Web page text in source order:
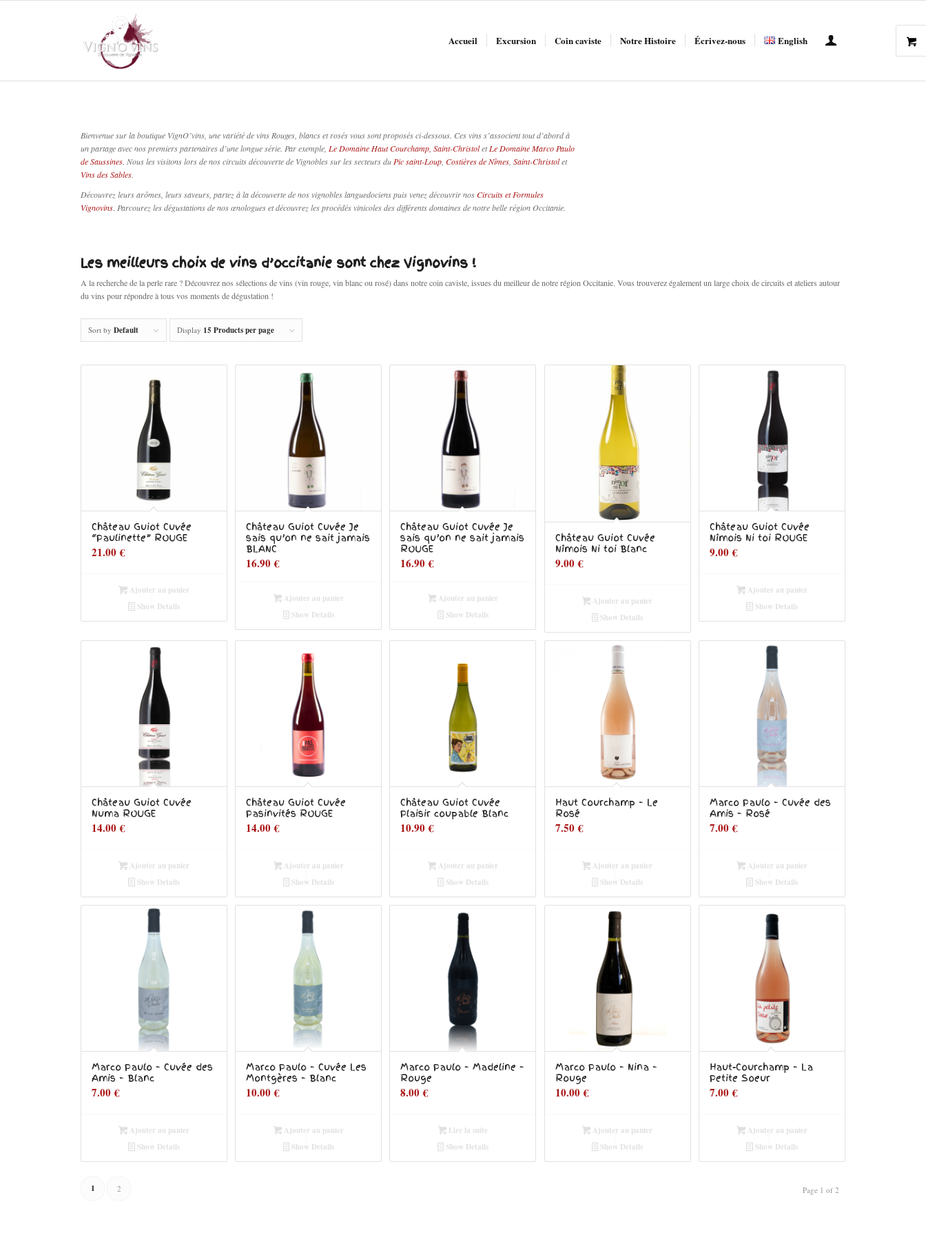
Accueil Excursion Coin caviste Notre Histoire Écrivez-nous English
Bienvenue sur la boutique VignO’vins, une variété de vins Rouges, blancs et rosés vous sont proposés ci-dessous. Ces vins s’associent tout d’abord à
un partage avec nos premiers partenaires d’une longue série. Par exemple, Le Domaine Haut Courchamp, Saint-ChristoletLe Domaine Marco Paulo
de Saussines . Nous les visitons lors de nos circuits découverte de Vignobles sur les secteurs du Pic saint-Loup ,Costières de Nîmes ,Saint-Christolet
Vins des Sables
Découvrez leurs arômes, leurs saveurs, partez à la découverte de nos vignobles languedociens puis venez découvrir nosCircuits et Formules
Vignovins. Parcourez les dégustations de nos œnologues et découvrez les procédés vinicoles des différents domaines de notre belle région Occitanie.
Les meilleurs choix de vins d’occitanie sont chez Vignovins !
A la recherche de la perle rare ? Découvrez nos sélections de vins (vin rouge, vin blanc ou rosé) dans notre coin caviste, issues du meilleur de notre région Occitanie. Vous trouverez également un large choix de circuits et ateliers autour
du vins pour répondre à tous vos moments de dégustation !
Sort byDefault Display 15 Products per page
Château Guiot Cuvée
“Paulinette” ROUGE
21.00€
Ajouter au panier
Show Details
Château Guiot Cuvée Je
sais qu’on ne sait jamais
BLANC
16.90€
Ajouter au panier
Show Details
Château Guiot Cuvée Je
sais qu’on ne sait jamais
ROUGE
16.90€
Ajouter au panier
Show Details
Château Guiot Cuvée
Nîmois Ni toi Blanc
9.00€
Ajouter au panier
Show Details
Château Guiot Cuvée
Nîmois Ni toi ROUGE
9.00€
Ajouter au panier
Show Details
Château Guiot Cuvée
Numa ROUGE
14.00€
Ajouter au panier
Show Details
Château Guiot Cuvée
Pasinvités ROUGE
14.00€
Ajouter au panier
Show Details
Château Guiot Cuvée
Plaisir coupable Blanc
10.90€
Ajouter au panier
Show Details
Haut Courchamp – Le
Rosé
7.50€
Ajouter au panier
Show Details
Marco Paulo – Cuvée des
Amis – Rosé
7.00€
Ajouter au panier
Show Details
Marco Paulo – Cuvée des
Amis – Blanc
7.00€
Ajouter au panier
Show Details
Marco Paulo – Cuvée Les
Montgères – Blanc
10.00€
Ajouter au panier
Show Details
Marco Paulo – Madeline –
Rouge
8.00€
Lire la suite
Show Details
Marco Paulo – Nina –
Rouge
10.00€
Ajouter au panier
Show Details
Haut-Courchamp – La
Petite Soeur
7.00€
Ajouter au panier
Show Details
Page 1 of 2
1 2